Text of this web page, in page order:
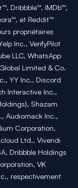
Dribbble™, IMDb™,
et Reddit™
propriétaires
Inc., VerifyPilot
LLC, WhatsApp
Limited & Co.
YY Inc., Discord
Interactive Inc.,
Shazam
Audiomack Inc.,
Corporation,
Ltd., Vivendi
Dribbble Holdings
VK
respectivement